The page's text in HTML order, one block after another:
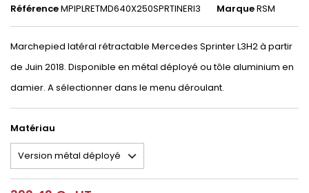
RéférenceMPIPLRETMD640X250SPRTINERl3 MarqueRSM
Marchepied latéral rétractable Mercedes Sprinter L3H2 à partir
de Juin 2018. Disponible en métal déployé ou tôle aluminium en
damier. A sélectionner dans le menu déroulant.
Matériau